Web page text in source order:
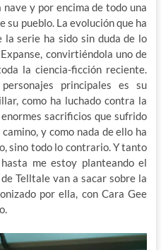
y por encima de todo una
su pueblo. La evolución que ha
serie ha sido sin duda de lo
convirtiéndola uno de
la ciencia-ficción reciente.
principales es su
como ha luchado contra la
sacrificios que sufrido
y como nada de ello ha
sino todo lo contrario. Y tanto
me estoy planteando el
Telltale van a sacar sobre la
por ella, con Cara Gee